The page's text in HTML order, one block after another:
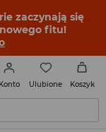
zaczynają się
fitu!
Konto Ulubione Koszyk